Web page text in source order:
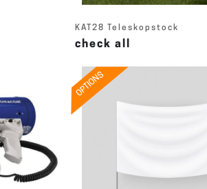
KAT28 Teleskopstock
check all
OPTIONS